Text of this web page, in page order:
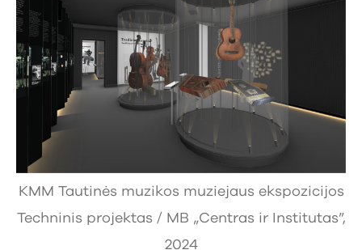
KMM Tautinės muzikos muziejaus ekspozicijos
Techninis projektas / MB „Centras ir Institutas”,
2024